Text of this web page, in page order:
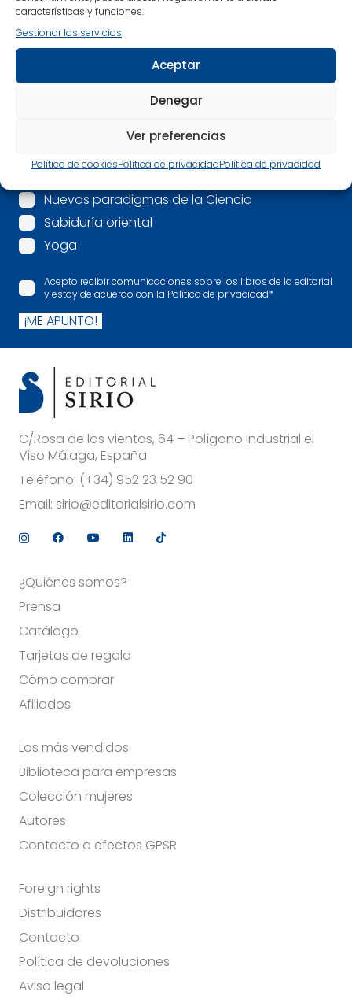
características y funciones.
Gestionar los servicios
Aceptar
Denegar
Ver preferencias
Política de cookiesPolítica de privacidadPolítica de privacidad
Correo electrónico*
Espiritualidad
Nuevos paradigmas de la Ciencia
Sabiduría oriental
Yoga
Acepto recibir comunicaciones sobre los libros de la editorial
y estoy de acuerdo con la Política de privacidad*
¡ME APUNTO!
C/Rosa de los vientos, 64 – Polígono Industrial el
Viso Málaga, España
Teléfono: (+34) 952 23 52 90
Email: sirio@editorialsirio.com
¿Quiénes somos?
Prensa
Catálogo
Tarjetas de regalo
Cómo comprar
Afiliados
Los más vendidos
Biblioteca para empresas
Colección mujeres
Autores
Contacto a efectos GPSR
Foreign rights
Distribuidores
Contacto
Política de devoluciones
Aviso legal